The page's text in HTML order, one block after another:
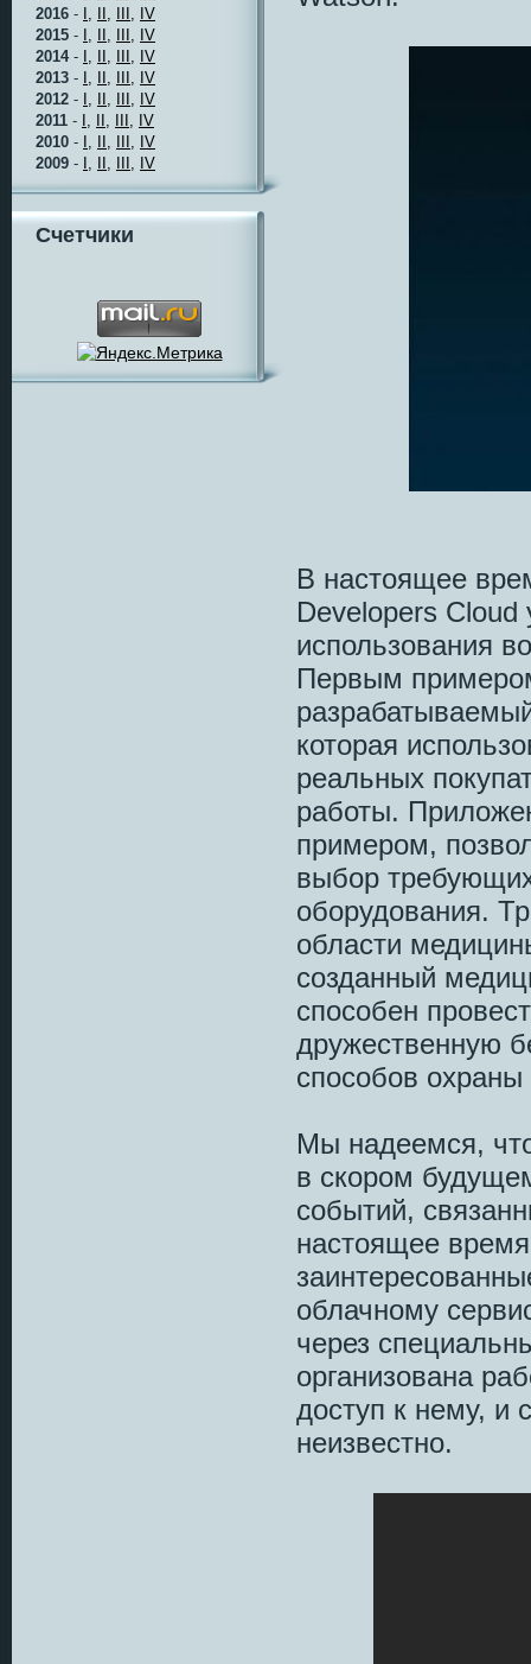
2016 - I, II, III, IV
2015 - I, II, III, IV
2014- I, II, III, IV
2013 - I, II, III, IV
2012 - I, II, III, IV
2011 - I, II, III, IV
2010 - I, II, III, IV
2009 - I, II, III, IV
Счетчики
В настоящее
Developers Cloud
использования
Первым
которая
реальных
работы.
примером,
выбор
оборудования.
области
созданный
способен
дружественную
способов охраны
Мы надеемся,
в скором
событий,
настоящее
облачному
через
организована
доступ к нему, и
неизвестно.